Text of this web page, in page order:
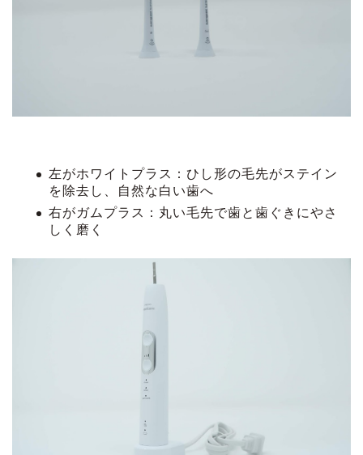
左がホワイトプラス：ひし形の毛先がステイン
を除去し、自然な白い歯へ
右がガムプラス：丸い毛先で歯と歯ぐきにやさ
しく磨く